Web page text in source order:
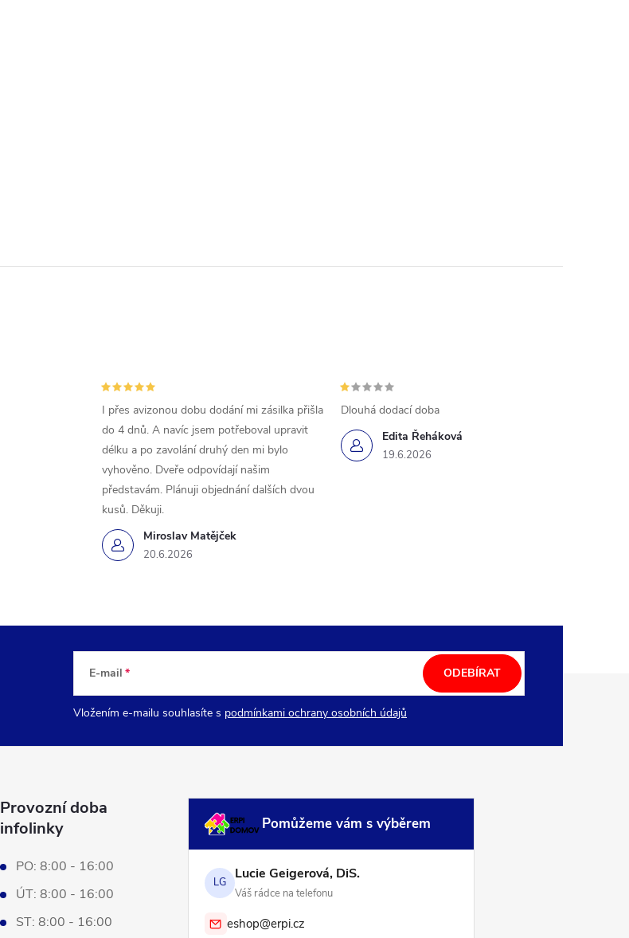
Miroslav Matějček
20.6.2026
I přes avizonou dobu dodání mi zásilka přišla
do 4 dnů. A navíc jsem potřeboval upravit
délku a po zavolání druhý den mi bylo
vyhověno. Dveře odpovídají našim
představám. Plánuji objednání dalších dvou
kusů. Děkuji.
Edita Řeháková
19.6.2026
Dlouhá dodací doba
E-mail
Vložením e-mailu souhlasíte s podmínkami ochrany osobních údajů
ODEBÍRAT
Provozní doba
infolinky
PO: 8:00 - 16:00
ÚT: 8:00 - 16:00
ST: 8:00 - 16:00
Pomůžeme vám s výběrem
LG Lucie Geigerová, DiS.
Váš rádce na telefonu
eshop@erpi.cz